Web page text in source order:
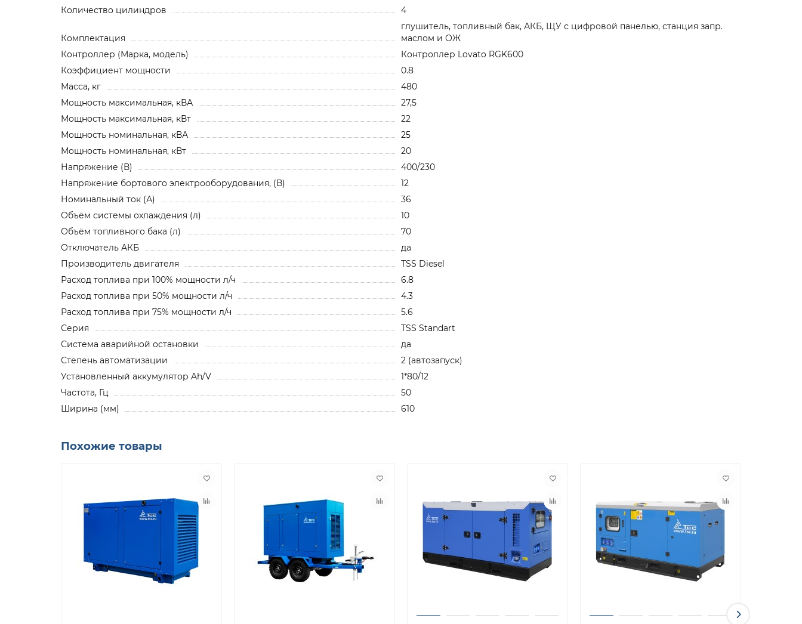
Количество цилиндров
4
Комплектация
глушитель, топливный бак, АКБ, ЩУ с цифровой панелью, станция запр.
маслом и ОЖ
Контроллер (Марка, модель)
Контроллер Lovato RGK600
Коэффициент мощности
0.8
Масса, кг
480
Мощность максимальная, кВА
27,5
Мощность максимальная, кВт
22
Мощность номинальная, кВА
25
Мощность номинальная, кВт
20
Напряжение (В)
400/230
Напряжение бортового электрооборудования, (В)
12
Номинальный ток (А)
36
Объём системы охлаждения (л)
10
Объём топливного бака (л)
70
Отключатель АКБ
да
Производитель двигателя
TSS Diesel
Расход топлива при 100% мощности л/ч
6.8
Расход топлива при 50% мощности л/ч
4.3
Расход топлива при 75% мощности л/ч
5.6
Серия
TSS Standart
Система аварийной остановки
да
Степень автоматизации
2 (автозапуск)
Установленный аккумулятор Ah/V
1*80/12
Частота, Гц
50
Ширина (мм)
610
Похожие товары